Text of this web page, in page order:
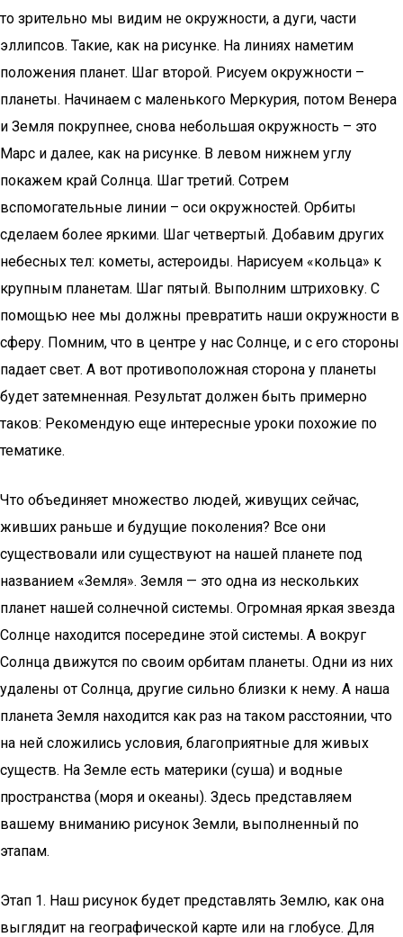
то зрительно мы видим не окружности, а дуги, части
эллипсов. Такие, как на рисунке. На линиях наметим
положения планет. Шаг второй. Рисуем окружности –
планеты. Начинаем с маленького Меркурия, потом Венера
и Земля покрупнее, снова небольшая окружность – это
Марс и далее, как на рисунке. В левом нижнем углу
покажем край Солнца. Шаг третий. Сотрем
вспомогательные линии – оси окружностей. Орбиты
сделаем более яркими. Шаг четвертый. Добавим других
небесных тел: кометы, астероиды. Нарисуем «кольца» к
крупным планетам. Шаг пятый. Выполним штриховку. С
помощью нее мы должны превратить наши окружности в
сферу. Помним, что в центре у нас Солнце, и с его стороны
падает свет. А вот противоположная сторона у планеты
будет затемненная. Результат должен быть примерно
таков: Рекомендую еще интересные уроки похожие по
тематике.
Что объединяет множество людей, живущих сейчас,
живших раньше и будущие поколения? Все они
существовали или существуют на нашей планете под
названием «Земля». Земля — это одна из нескольких
планет нашей солнечной системы. Огромная яркая звезда
Солнце находится посередине этой системы. А вокруг
Солнца движутся по своим орбитам планеты. Одни из них
удалены от Солнца, другие сильно близки к нему. А наша
планета Земля находится как раз на таком расстоянии, что
на ней сложились условия, благоприятные для живых
существ. На Земле есть материки (суша) и водные
пространства (моря и океаны). Здесь представляем
вашему вниманию рисунок Земли, выполненный по
этапам.
Этап 1. Наш рисунок будет представлять Землю, как она
выглядит на географической карте или на глобусе. Для